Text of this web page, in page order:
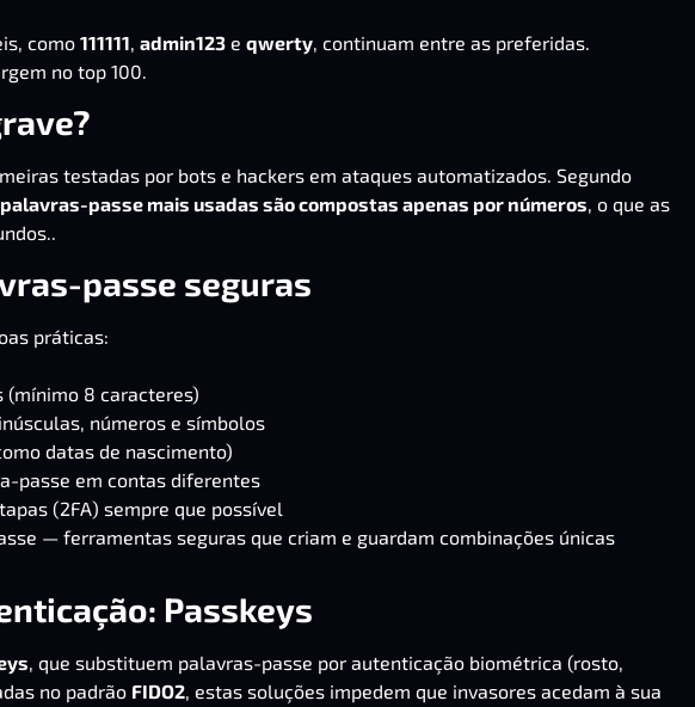
como 111111 admin123 e qwerty , continuam entre as preferidas.
no top 100.
testadas por bots e hackers em ataques automatizados. Segundo
passe mais usadas são compostas apenas por números, o que as
passe seguras
práticas:
(mínimo 8 caracteres)
números e símbolos
datas de nascimento)
passe em contas diferentes
(2FA) sempre que possível
— ferramentas seguras que criam e guardam combinações únicas
Passkeys
, que substituem palavras-passe por autenticação biométrica (rosto,
no padrão FIDO2, estas soluções impedem que invasores acedam à sua